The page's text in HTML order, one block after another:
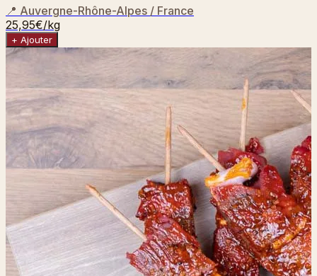
📍 Auvergne-Rhône-Alpes / France
25,95€/kg
+ Ajouter